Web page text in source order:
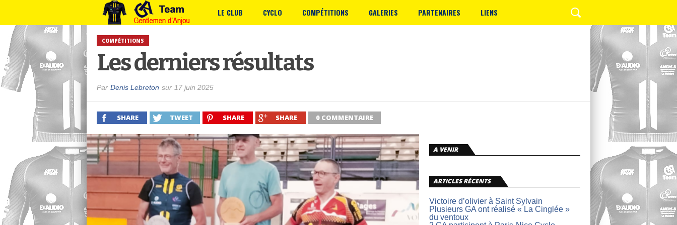
LE CLUB CYCLO COMPÉTITIONS GALERIES PARTENAIRES LIENS
COMPÉTITIONS
Les derniers résultats
Par Denis Lebreton sur 17 juin 2025
SHARE TWEET SHARE SHARE 0 COMMENTAIRE
A VENIR
ARTICLES RÉCENTS
Victoire d’olivier à Saint Sylvain
Plusieurs GA ont réalisé « La Cinglée »
du ventoux